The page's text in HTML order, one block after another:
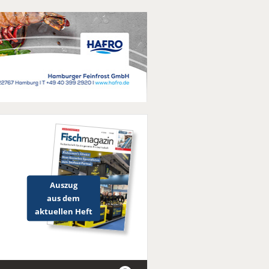
Auszug
aus dem
aktuellen Heft